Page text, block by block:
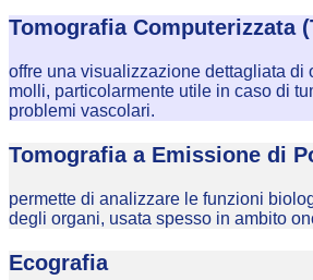
Tomografia Computerizzata
offre una visualizzazione dettagliata di
molli, particolarmente utile in caso di
problemi vascolari.
Tomografia a Emissione di
permette di analizzare le funzioni
degli organi, usata spesso in ambito
Ecografia